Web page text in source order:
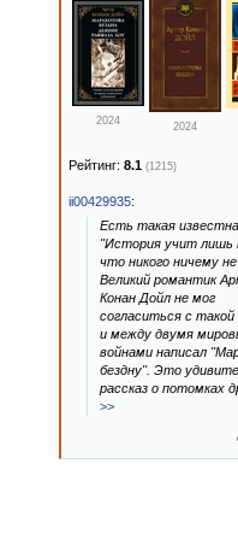
2024 2024
Рейтинг: 8.1 (1215)
ii00429935:
Есть такая
"История учит лишь
что никого ничему
Великий романтик
Конан Дойл не мог
согласиться с
и между двумя
войнами написал
бездну". Это
рассказ о потомках
>>